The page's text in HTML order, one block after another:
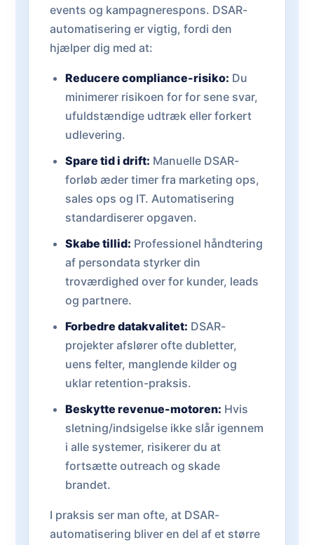
events og kampagnerespons. DSAR-
automatisering er vigtig, fordi den
hjælper dig med at:
Reducere compliance-risiko: Du
minimerer risikoen for for sene svar,
ufuldstændige udtræk eller forkert
udlevering.
Spare tid i drift: Manuelle DSAR-
forløb æder timer fra marketing ops,
sales ops og IT. Automatisering
standardiserer opgaven.
Skabe tillid: Professionel håndtering
af persondata styrker din
troværdighed over for kunder, leads
og partnere.
Forbedre datakvalitet: DSAR-
projekter afslører ofte dubletter,
uens felter, manglende kilder og
uklar retention-praksis.
Beskytte revenue-motoren: Hvis
sletning/indsigelse ikke slår igennem
i alle systemer, risikerer du at
fortsætte outreach og skade
brandet.
I praksis ser man ofte, at DSAR-
automatisering bliver en del af et større